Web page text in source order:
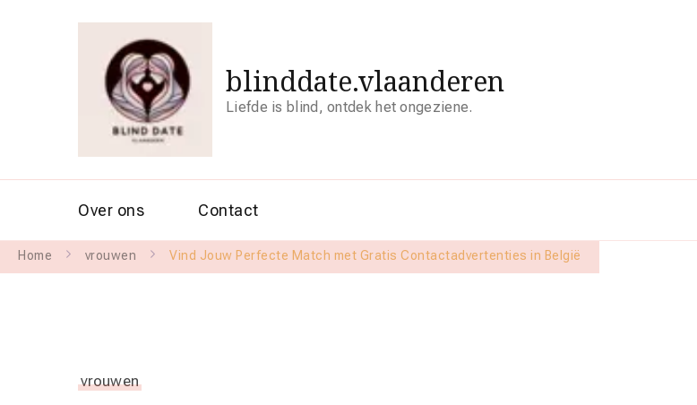
blinddate.vlaanderen
Liefde is blind, ontdek het ongeziene.
Over ons Contact
Home vrouwen Vind Jouw Perfecte Match met Gratis Contactadvertenties in België
vrouwen